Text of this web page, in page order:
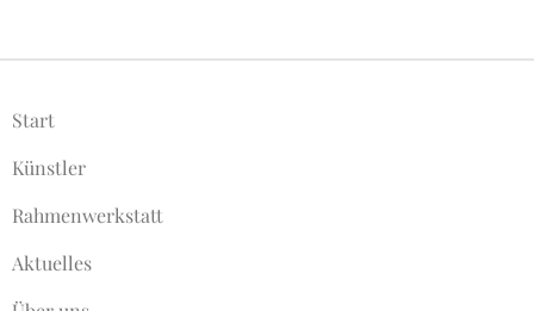
Start
Künstler
Rahmenwerkstatt
Aktuelles